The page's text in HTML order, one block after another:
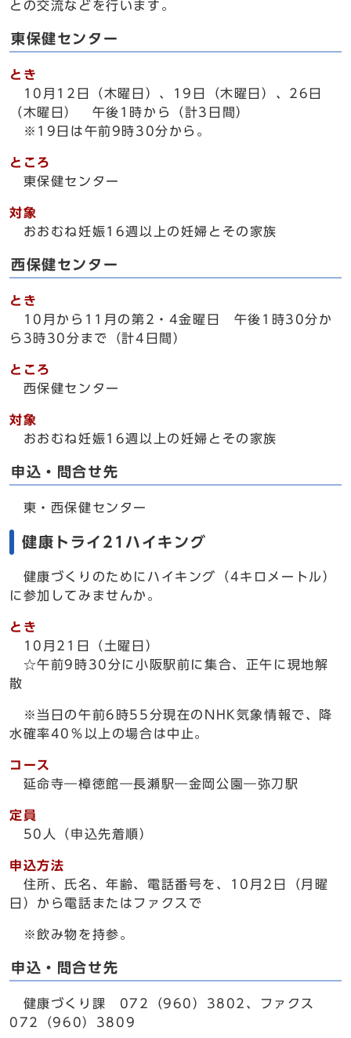
との交流などを行います。
東保健センター
とき
10月12日（木曜日）、19日（木曜日）、26日
（木曜日） 午後1時から（計3日間）
※19日は午前9時30分から。
ところ
東保健センター
対象
おおむね妊娠16週以上の妊婦とその家族
西保健センター
とき
10月から11月の第2・4金曜日 午後1時30分か
ら3時30分まで（計4日間）
ところ
西保健センター
対象
おおむね妊娠16週以上の妊婦とその家族
申込・問合せ先
東・西保健センター
健康トライ21ハイキング
健康づくりのためにハイキング（4キロメートル）
に参加してみませんか。
とき
10月21日（土曜日）
☆午前9時30分に小阪駅前に集合、正午に現地解
散
※当日の午前6時55分現在のNHK気象情報で、降
水確率40％以上の場合は中止。
コース
延命寺―樟徳館―長瀬駅―金岡公園―弥刀駅
定員
50人（申込先着順）
申込方法
住所、氏名、年齢、電話番号を、10月2日（月曜
日）から電話またはファクスで
※飲み物を持参。
申込・問合せ先
健康づくり課 072（960）3802、ファクス
072（960）3809